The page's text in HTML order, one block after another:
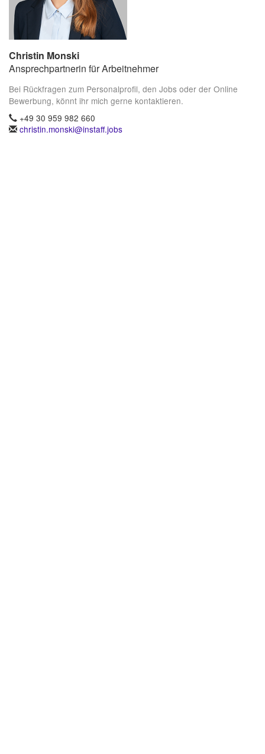
Christin Monski
Ansprechpartnerin für Arbeitnehmer
Bei Rückfragen zum Personalprofil, den Jobs oder der Online
Bewerbung, könnt ihr mich gerne kontaktieren.
+49 30 959 982 660
christin.monski@instaff.jobs